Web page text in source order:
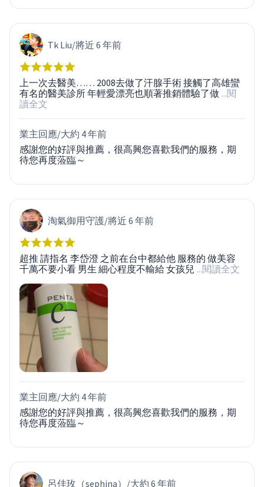
Tk Liu/將近 6 年前
上一次去醫美…… 2008去做了汗腺手術 接觸了高雄蠻
有名的醫美診所 年輕愛漂亮也順著推銷體驗了做 ...閱
讀全文
業主回應/大約 4 年前
感謝您的好評與推薦，很高興您喜歡我們的服務，期
待您再度蒞臨～
淘氣御用守護/將近 6 年前
超推 請指名 李岱澄 之前在台中都給他 服務的 做美容
千萬不要小看 男生 細心程度不輸給 女孩兒 ...閱讀全文
業主回應/大約 4 年前
感謝您的好評與推薦，很高興您喜歡我們的服務，期
待您再度蒞臨～
呂佳玫（sephina） /大約 6 年前